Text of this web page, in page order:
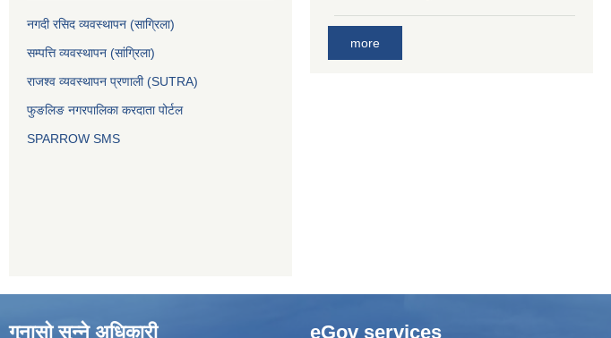
नगदी रसिद व्यवस्थापन (साग्रिला)
सम्पत्ति व्यवस्थापन (सांग्रिला)
राजश्व व्यवस्थापन प्रणाली (SUTRA)
फुङलिङ नगरपालिका करदाता पोर्टल
SPARROW SMS
more
गुनासो सुन्ने अधिकारी eGov services